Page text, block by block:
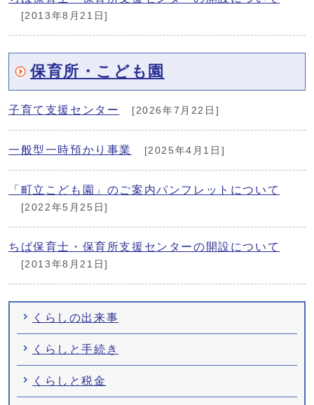
[2013年8月21日]
保育所・こども園
子育て支援センター [2026年7月22日]
一般型一時預かり事業 [2025年4月1日]
「町立こども園」のご案内パンフレットについて
[2022年5月25日]
ちば保育士・保育所支援センターの開設について
[2013年8月21日]
くらしの出来事
くらしと手続き
くらしと税金